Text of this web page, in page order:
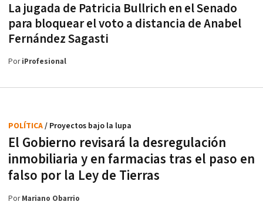
La jugada de Patricia Bullrich en el Senado
para bloquear el voto a distancia de Anabel
Fernández Sagasti
PoriProfesional
El Gobierno revisará la desregulación
inmobiliaria y en farmacias tras el paso en
falso por la Ley de Tierras
POLÍTICA/ Proyectos bajo la lupa
PorMariano Obarrio